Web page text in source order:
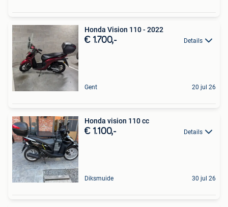
Honda Vision 110 - 2022
€ 1.700,- Details
Gent 20 jul 26
Honda vision 110 cc
€ 1.100,- Details
Diksmuide 30 jul 26